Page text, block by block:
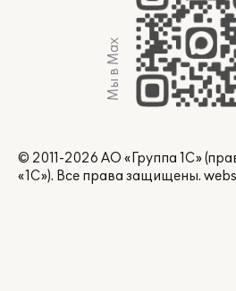
Мы в Max
© 2011-2026 АО «Группа 1С»
«1С»). Все права защищены.